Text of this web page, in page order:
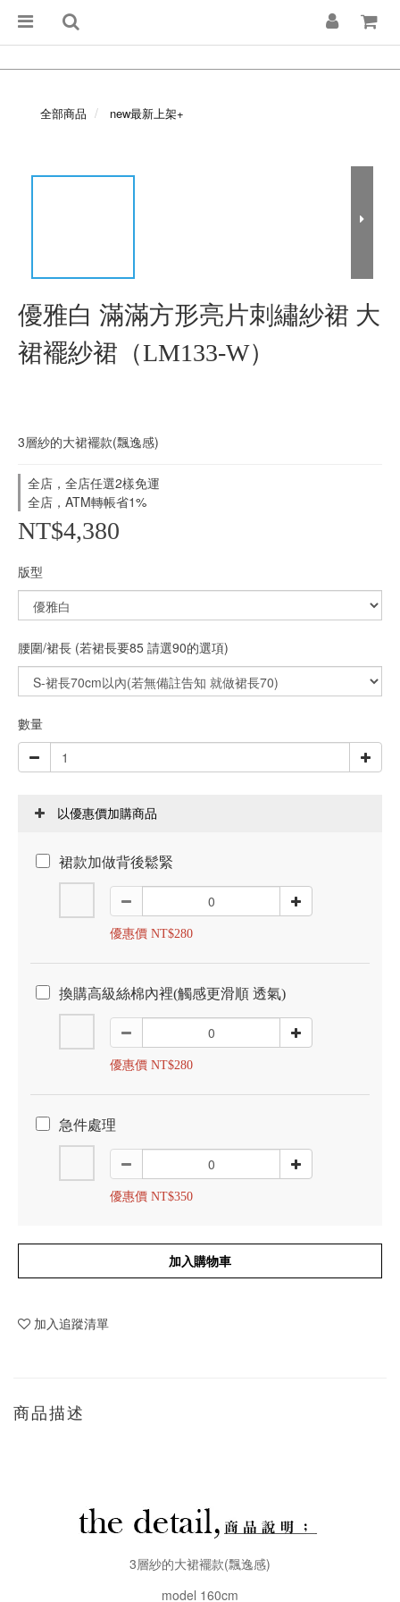
全部商品 new最新上架+
優雅白 滿滿方形亮片刺繡紗裙 大
裙襬紗裙（LM133-W）
3層紗的大裙襬款(飄逸感)
全店，全店任選2樣免運
全店，ATM轉帳省1%
NT$4,380
版型
腰圍/裙長 (若裙長要85 請選90的選項)
數量
以優惠價加購商品
裙款加做背後鬆緊
優惠價 NT$280
換購高級絲棉內裡(觸感更滑順 透氣)
優惠價 NT$280
急件處理
優惠價 NT$350
加入購物車
加入追蹤清單
商品描述
3層紗的大裙襬款(飄逸感)
model 160cm